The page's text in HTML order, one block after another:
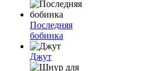
Последняя
бобинка
Джут